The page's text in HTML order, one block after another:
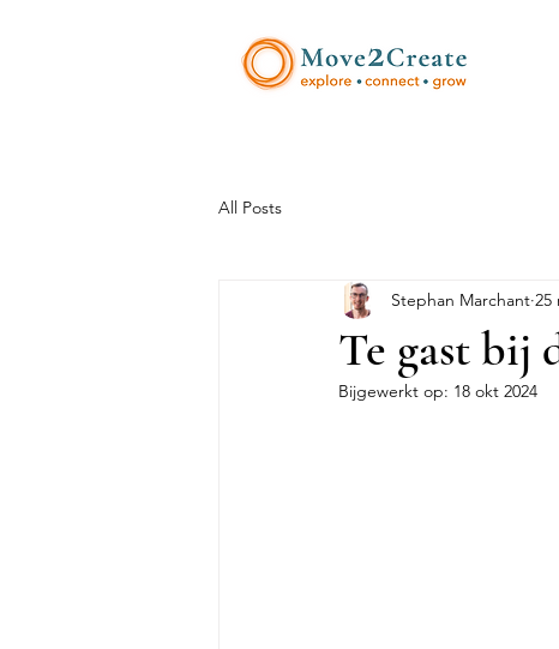
All Posts
Te gast bij
Stephan Marchant 25
Bijgewerkt op: 18 okt 2024